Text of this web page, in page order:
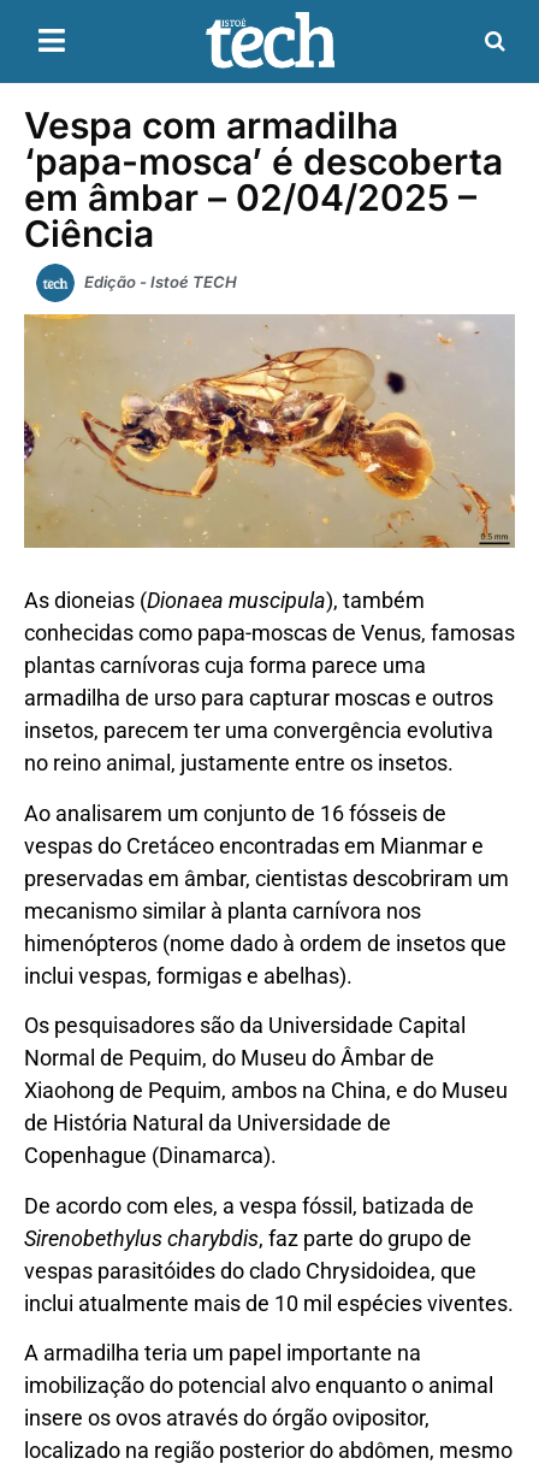
Vespa com armadilha
‘papa-mosca’ é descoberta
em âmbar – 02/04/2025 –
Ciência
Edição - Istoé TECH
As dioneias (Dionaea muscipula), também
conhecidas como papa-moscas de Venus, famosas
plantas carnívoras cuja forma parece uma
armadilha de urso para capturar moscas e outros
insetos, parecem ter uma convergência evolutiva
no reino animal, justamente entre os insetos.
Ao analisarem um conjunto de 16 fósseis de
vespas do Cretáceo encontradas em Mianmar e
preservadas em âmbar, cientistas descobriram um
mecanismo similar à planta carnívora nos
himenópteros (nome dado à ordem de insetos que
inclui vespas, formigas e abelhas).
Os pesquisadores são da Universidade Capital
Normal de Pequim, do Museu do Âmbar de
Xiaohong de Pequim, ambos na China, e do Museu
de História Natural da Universidade de
Copenhague (Dinamarca).
De acordo com eles, a vespa fóssil, batizada de
Sirenobethylus charybdis, faz parte do grupo de
vespas parasitóides do clado Chrysidoidea, que
inclui atualmente mais de 10 mil espécies viventes.
A armadilha teria um papel importante na
imobilização do potencial alvo enquanto o animal
insere os ovos através do órgão ovipositor,
localizado na região posterior do abdômen, mesmo